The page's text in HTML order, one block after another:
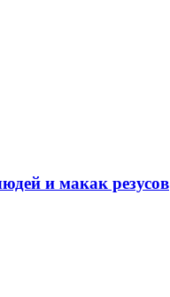
и макак резусов